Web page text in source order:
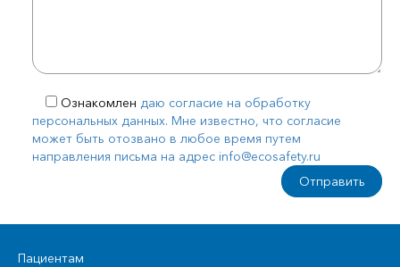
Ознакомлен даю согласие на обработку
персональных данных. Мне известно, что согласие
может быть отозвано в любое время путем
направления письма на адрес info@ecosafety.ru
Пациентам